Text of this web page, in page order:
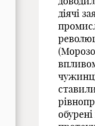
діячі
обурені